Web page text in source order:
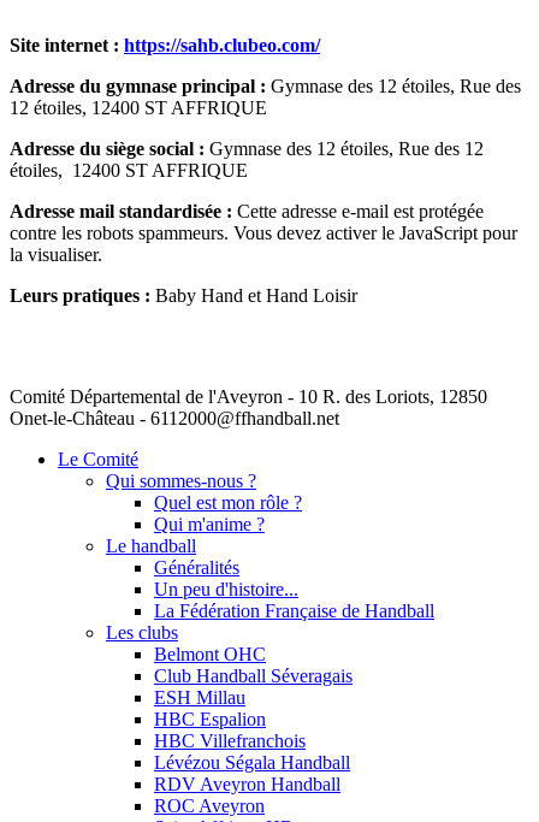
Site internet : https://sahb.clubeo.com/
Adresse du gymnase principal : Gymnase des 12 étoiles, Rue des
12 étoiles, 12400 ST AFFRIQUE
Adresse du siège social : Gymnase des 12 étoiles, Rue des 12
étoiles, 12400 ST AFFRIQUE
Adresse mail standardisée : Cette adresse e-mail est protégée
contre les robots spammeurs. Vous devez activer le JavaScript pour
la visualiser.
Leurs pratiques : Baby Hand et Hand Loisir
Comité Départemental de l'Aveyron - 10 R. des Loriots, 12850
Onet-le-Château - 6112000@ffhandball.net
Le Comité
Qui sommes-nous ?
Quel est mon rôle ?
Qui m'anime ?
Le handball
Généralités
Un peu d'histoire...
La Fédération Française de Handball
Les clubs
Belmont OHC
Club Handball Séveragais
ESH Millau
HBC Espalion
HBC Villefranchois
Lévézou Ségala Handball
RDV Aveyron Handball
ROC Aveyron